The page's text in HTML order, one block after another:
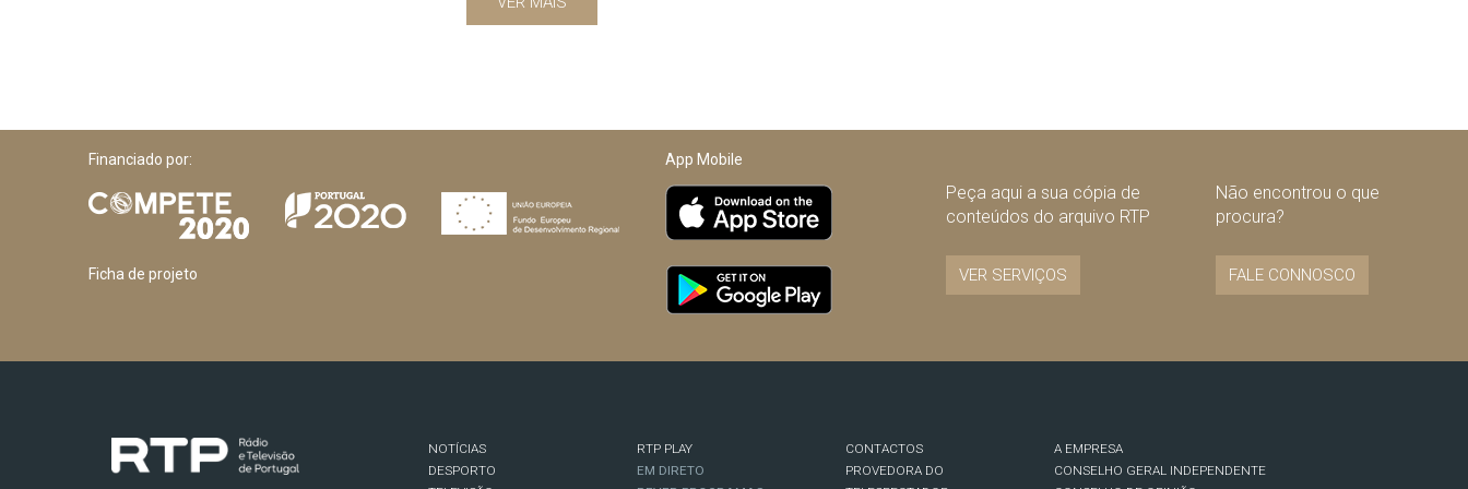
Financiado por:
Ficha de projeto
App Mobile
Peça aqui a sua cópia de
conteúdos do arquivo RTP
VER SERVIÇOS
Não encontrou o que
procura?
FALE CONNOSCO
NOTÍCIAS
DESPORTO
RTP PLAY
EM DIRETO
CONTACTOS
PROVEDORA DO
A EMPRESA
CONSELHO GERAL INDEPENDENTE